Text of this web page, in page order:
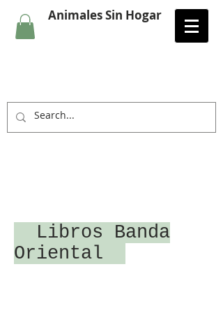
Animales Sin Hogar
Libros Banda
Oriental